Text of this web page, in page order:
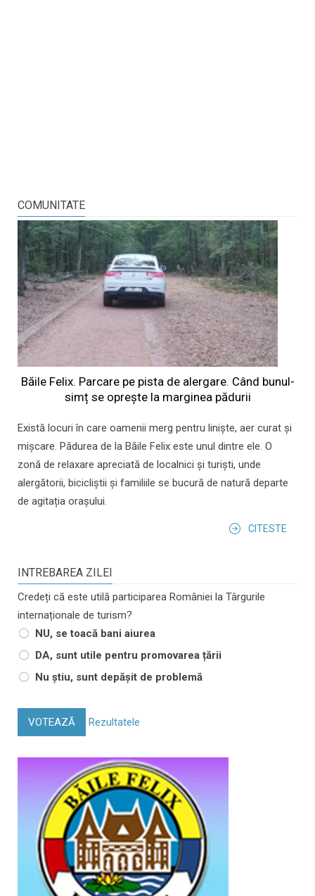
COMUNITATE
Băile Felix. Parcare pe pista de alergare. Când bunul-
simț se oprește la marginea pădurii
Există locuri în care oamenii merg pentru liniște, aer curat și
mișcare. Pădurea de la Băile Felix este unul dintre ele. O
zonă de relaxare apreciată de localnici și turiști, unde
alergătorii, bicicliștii și familiile se bucură de natură departe
de agitația orașului.
CITESTE
INTREBAREA ZILEI
Credeți că este utilă participarea României la Târgurile
internaționale de turism?
NU, se toacă bani aiurea
DA, sunt utile pentru promovarea țării
Nu știu, sunt depășit de problemă
VOTEAZĂ Rezultatele